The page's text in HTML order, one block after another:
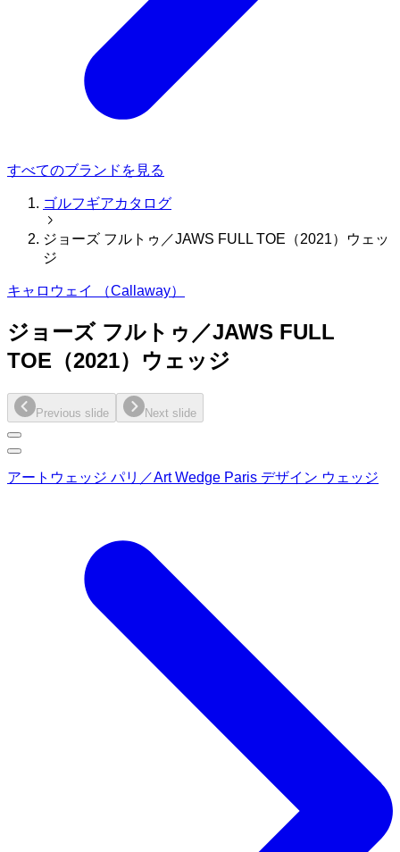
すべてのブランドを見る
ゴルフギアカタログ
ジョーズ フルトゥ／JAWS FULL TOE（2021）ウェッ
ジ
キャロウェイ （Callaway）
ジョーズ フルトゥ／JAWS FULL
TOE（2021）ウェッジ
Previous slide Next slide
アートウェッジ パリ／Art Wedge Paris デザイン ウェッジ